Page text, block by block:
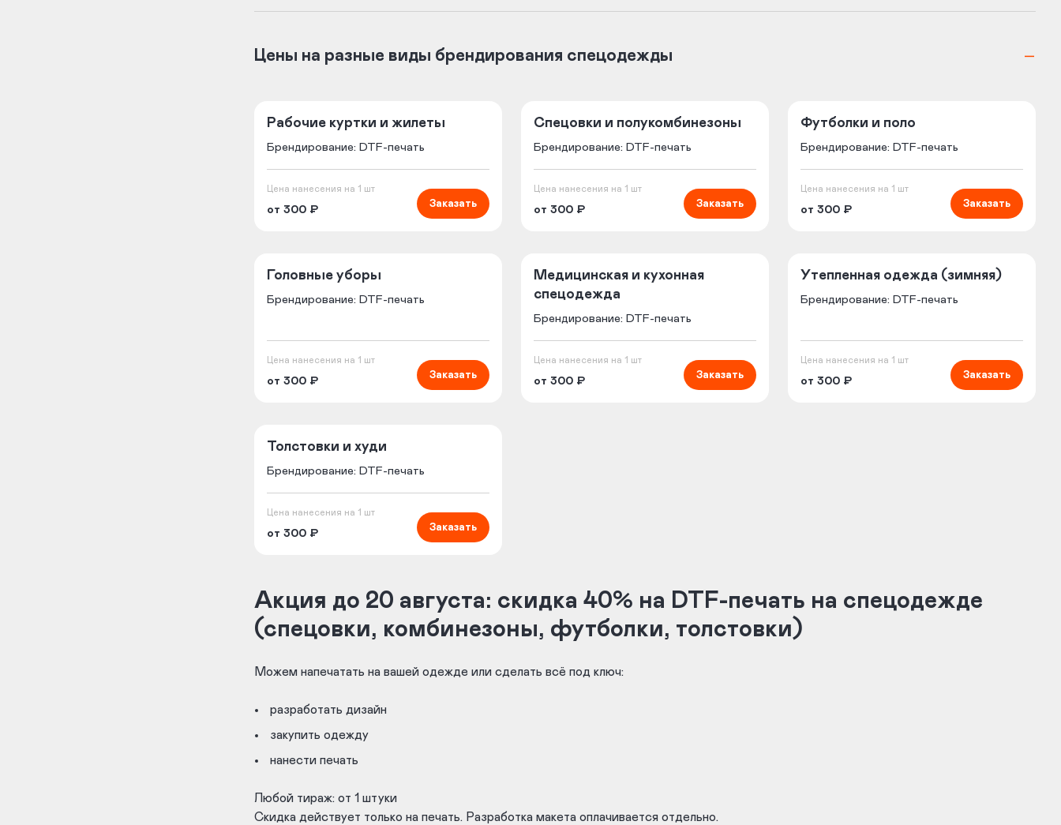
Цены на разные виды брендирования спецодежды
Рабочие куртки и жилеты
Брендирование: DTF-печать
Цена нанесения на 1 шт
от 300 ₽ Заказать
Спецовки и полукомбинезоны
Брендирование: DTF-печать
Цена нанесения на 1 шт
от 300 ₽ Заказать
Футболки и поло
Брендирование: DTF-печать
Цена нанесения на 1 шт
от 300 ₽ Заказать
Головные уборы
Брендирование: DTF-печать
Цена нанесения на 1 шт
от 300 ₽ Заказать
Медицинская и кухонная
спецодежда
Брендирование: DTF-печать
Цена нанесения на 1 шт
от 300 ₽ Заказать
Утепленная одежда (зимняя)
Брендирование: DTF-печать
Цена нанесения на 1 шт
от 300 ₽ Заказать
Толстовки и худи
Брендирование: DTF-печать
Цена нанесения на 1 шт
от 300 ₽ Заказать
Акция до 20 августа: cкидка 40% на DTF-печать на спецодежде
(спецовки, комбинезоны, футболки, толстовки)
Можем напечатать на вашей одежде или сделать всё под ключ:
разработать дизайн
закупить одежду
нанести печать
Любой тираж: от 1 штуки
Скидка действует только на печать. Разработка макета оплачивается отдельно.